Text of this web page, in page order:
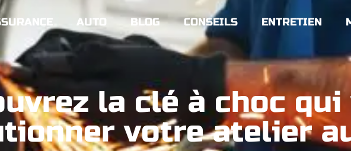
AUTO BLOG CONSEILS ENTRETIEN
la clé à choc qui
votre atelier